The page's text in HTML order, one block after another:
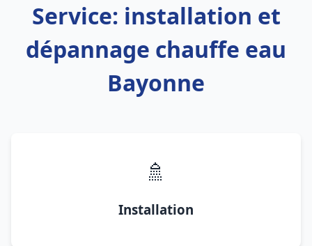
Service: installation et
dépannage chauffe eau
Bayonne
🚿
Installation